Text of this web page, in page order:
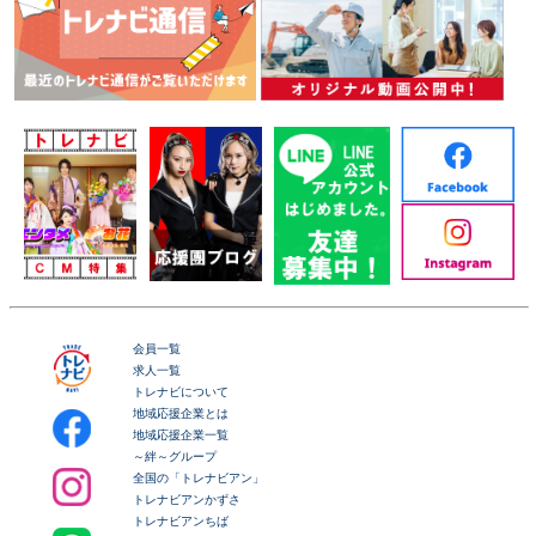
会員一覧
求人一覧
トレナビについて
地域応援企業とは
地域応援企業一覧
～絆～グループ
全国の「トレナビアン」
トレナビアンかずさ
トレナビアンちば